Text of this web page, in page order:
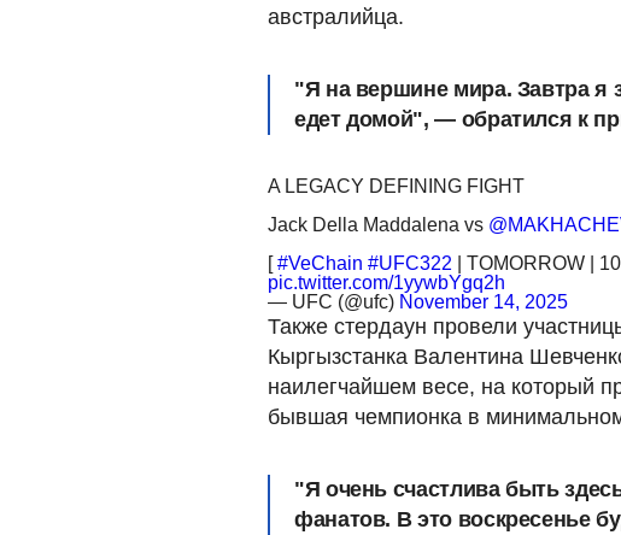
австралийца.
"Я на вершине мира. Завтра я
едет домой", — обратился к
A LEGACY DEFINING FIGHT
Jack Della Maddalena vs
[#VeChain #UFC322 | TOMORROW |
pic.twitter.com/1yywbYgq2h
— UFC (@ufc) November 14, 2025
Также стердаун провели
Кыргызстанка Валентина
наилегчайшем весе, на который
бывшая чемпионка в
"Я очень счастлива быть
фанатов. В это воскресенье